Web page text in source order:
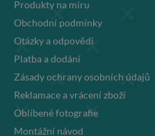
Produkty na míru
Obchodní podmínky
Otázky a odpovědi
Platba a dodání
Zásady ochrany osobních údajů
Reklamace a vrácení zboží
Oblíbené fotografie
Montážní návod